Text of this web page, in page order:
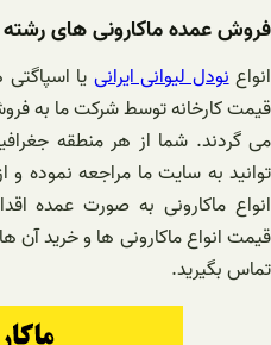
فروش عمده ماکارونی های رشته ای 700
انواعنودل لیوانی ایرانی
قیمت کارخانه توسط شرکت ما به
می گردند. شما از هر منطقه
توانید به سایت ما مراجعه نموده
انواع ماکارونی به صورت عمده
قیمت انواع ماکارونی ها و خرید آن
تماس بگیرید.